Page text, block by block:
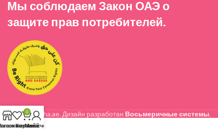
Мы соблюдаем Закон ОАЭ о
защите прав потребителей.
© 2026 Nasha.ae. Дизайн разработан Восьмеричные системы.
желаний
0
Корзина
Мой счет